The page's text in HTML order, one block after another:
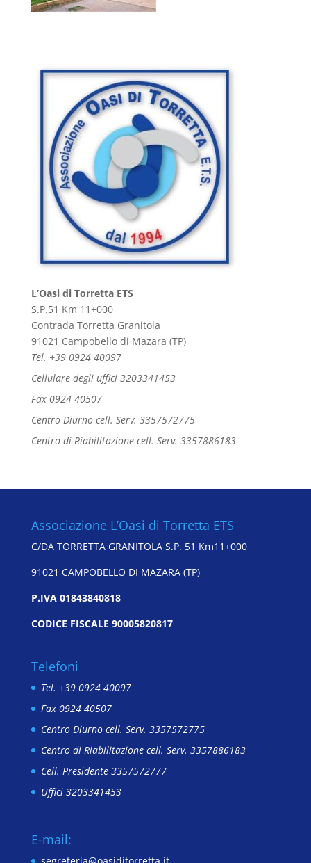
L’Oasi di Torretta ETS
S.P.51 Km 11+000
Contrada Torretta Granitola
91021 Campobello di Mazara (TP)
Tel. +39 0924 40097
Cellulare degli uffici 3203341453
Fax 0924 40507
Centro Diurno cell. Serv. 3357572775
Centro di Riabilitazione cell. Serv. 3357886183
Associazione L’Oasi di Torretta ETS
C/DA TORRETTA GRANITOLA S.P. 51 Km11+000
91021 CAMPOBELLO DI MAZARA (TP)
P.IVA 01843840818
CODICE FISCALE 90005820817
Telefoni
Tel. +39 0924 40097
Fax 0924 40507
Centro Diurno cell. Serv. 3357572775
Centro di Riabilitazione cell. Serv. 3357886183
Cell. Presidente 3357572777
Uffici 3203341453
E-mail: